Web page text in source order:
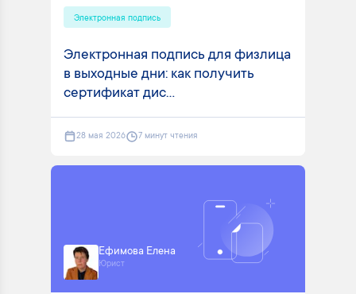
Электронная подпись
Электронная подпись для физлица
в выходные дни: как получить
сертификат дис...
28 мая 2026 7 минут чтения
Ефимова Елена
Юрист